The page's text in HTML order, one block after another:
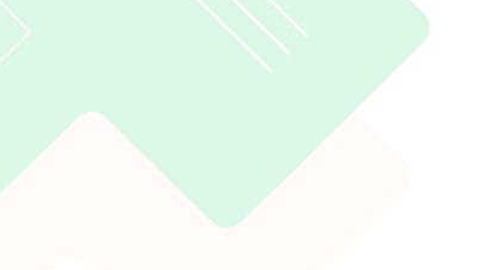
、Opera
支援行動瀏覽裝置
zh-TW